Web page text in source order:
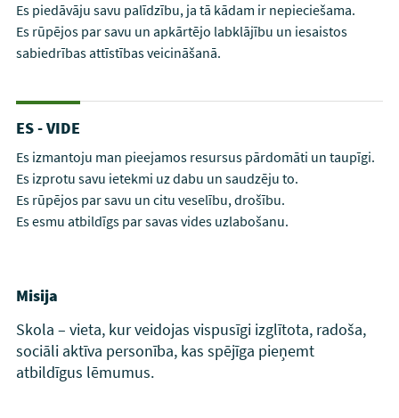
Es piedāvāju savu palīdzību, ja tā kādam ir nepieciešama.
Es rūpējos par savu un apkārtējo labklājību un iesaistos
sabiedrības attīstības veicināšanā.
ES - VIDE
Es izmantoju man pieejamos resursus pārdomāti un taupīgi.
Es izprotu savu ietekmi uz dabu un saudzēju to.
Es rūpējos par savu un citu veselību, drošību.
Es esmu atbildīgs par savas vides uzlabošanu.
Misija
Skola – vieta, kur veidojas vispusīgi izglītota, radoša,
sociāli aktīva personība, kas spējīga pieņemt
atbildīgus lēmumus.